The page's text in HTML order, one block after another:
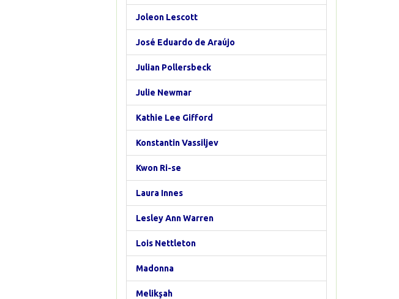
Joleon Lescott
José Eduardo de Araújo
Julian Pollersbeck
Julie Newmar
Kathie Lee Gifford
Konstantin Vassiljev
Kwon Ri-se
Laura Innes
Lesley Ann Warren
Lois Nettleton
Madonna
Melikşah